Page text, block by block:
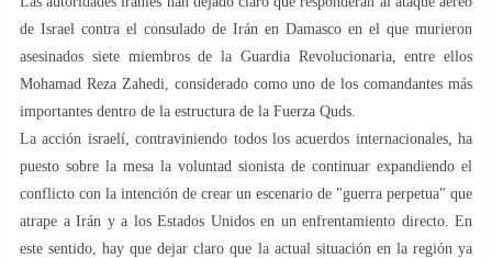
de Israel contra el consulado de Irán en Damasco en el que murieron
asesinados siete miembros de la Guardia Revolucionaria, entre ellos
Mohamad Reza Zahedi, considerado como uno de los comandantes más
importantes dentro de la estructura de la Fuerza Quds.
La acción israelí, contraviniendo todos los acuerdos internacionales, ha
puesto sobre la mesa la voluntad sionista de continuar expandiendo el
conflicto con la intención de crear un escenario de "guerra perpetua" que
atrape a Irán y a los Estados Unidos en un enfrentamiento directo. En
este sentido, hay que dejar claro que la actual situación en la región ya